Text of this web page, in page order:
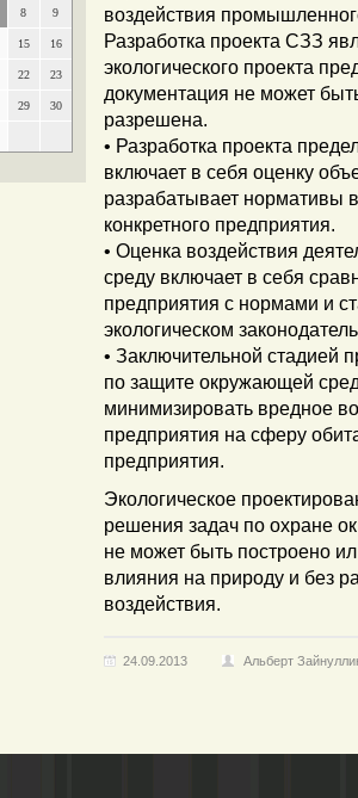
8 9
15 16
22 23
29 30
воздействия
Разработка проекта СЗЗ
экологического проекта
документация не может
разрешена.
• Разработка проекта
включает в себя оценку
разрабатывает нормативы
конкретного предприятия.
• Оценка воздействия
среду включает в себя
предприятия с нормами и
экологическом
• Заключительной стадией
по защите окружающей
минимизировать вредное
предприятия на сферу
предприятия.
Экологическое
решения задач по охране
не может быть построено
влияния на природу и без
воздействия.
24.09.2013 Альберт